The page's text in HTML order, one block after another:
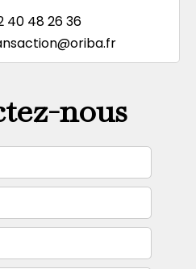
40 48 26 36
nous